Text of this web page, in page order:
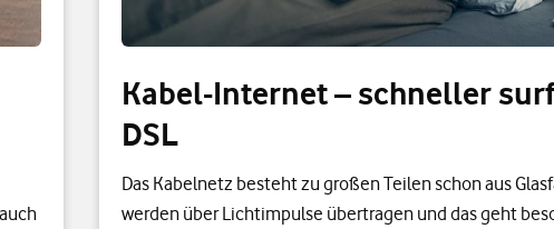
Kabel-Internet – schneller
DSL
Das Kabelnetz besteht zu großen Teilen schon aus
werden über Lichtimpulse übertragen und das geht